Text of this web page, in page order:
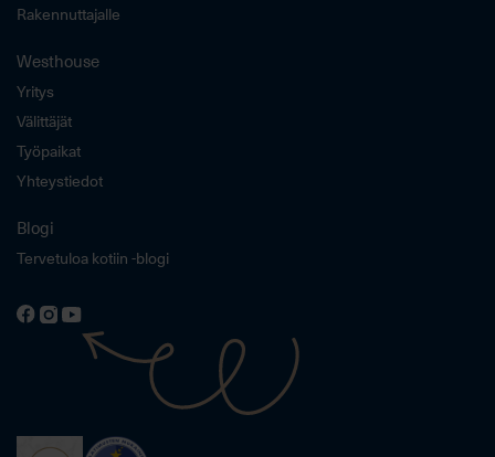
Rakennuttajalle
Westhouse
Yritys
Välittäjät
Työpaikat
Yhteystiedot
Blogi
Tervetuloa kotiin -blogi